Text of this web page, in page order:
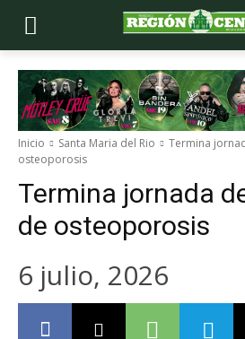
Inicio Santa Maria del Rio
Termina
osteoporosis
Termina jornada
de osteoporosis
6 julio, 2026